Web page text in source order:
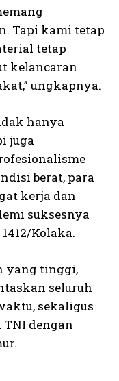
Tapi kami tetap
tetap
kelancaran
ungkapnya.
hanya
juga
berat, para
kerja dan
suksesnya
Kolaka.
yang tinggi,
seluruh
sekaligus
dengan